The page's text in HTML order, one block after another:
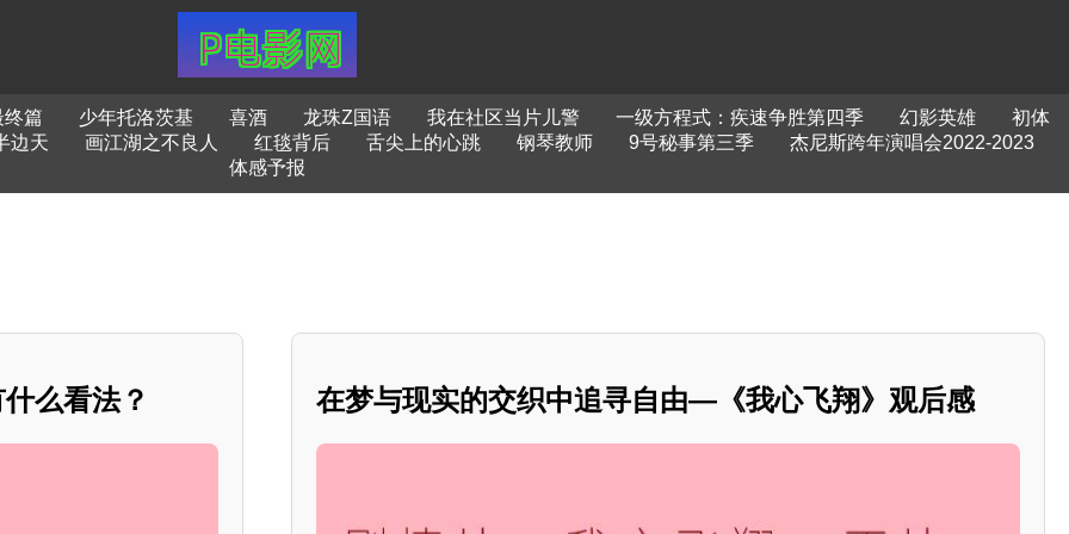
终篇 少年托洛茨基 喜酒 龙珠Z国语 我在社区当片儿警 一级方程式：疾速争胜第四季 幻影英雄
初体
边天
画江湖之不良人 红毯背后 舌尖上的心跳 钢琴教师 9号秘事第三季
杰尼斯跨年演唱会2022-2023
体感予报
么看法？ 在梦与现实的交织中追寻自由—《我心飞翔》观后感